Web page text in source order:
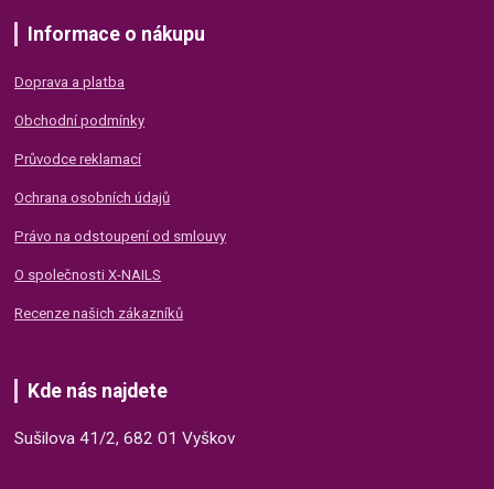
Informace o nákupu
Doprava a platba
Obchodní podmínky
Průvodce reklamací
Ochrana osobních údajů
Právo na odstoupení od smlouvy
O společnosti X-NAILS
Recenze našich zákazníků
Kde nás najdete
Sušilova 41/2, 682 01 Vyškov